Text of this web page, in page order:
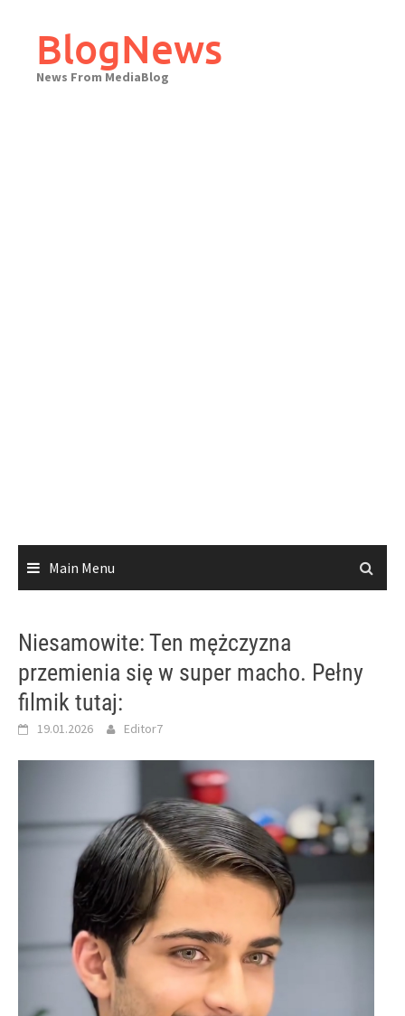
contentBlogNews
News From MediaBlog
Main Menu
Niesamowite: Ten mężczyzna
przemienia się w super macho. Pełny
filmik tutaj:
19.01.2026 Editor7